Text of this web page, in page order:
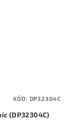
(DP32304C)
KÓD: DP32304C